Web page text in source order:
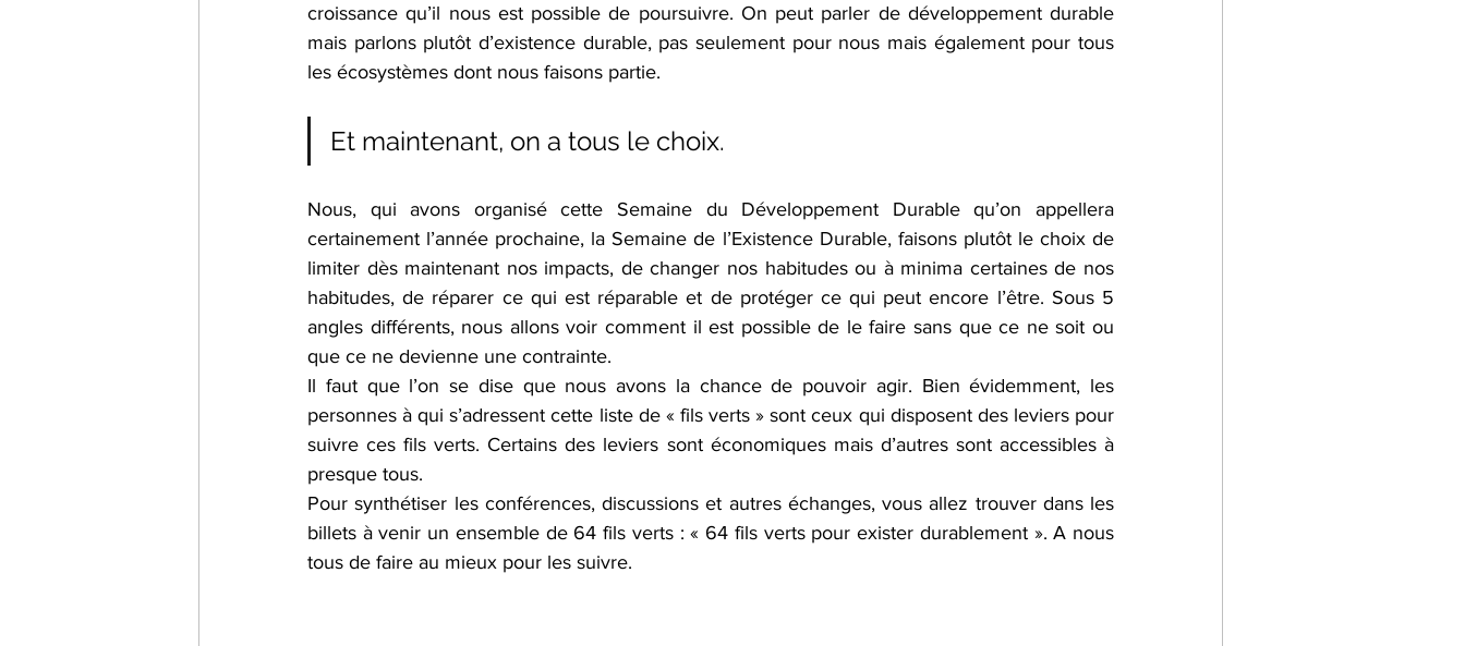
croissance qu’il nous est possible de poursuivre. On peut parler de développement durable
mais parlons plutôt d’existence durable, pas seulement pour nous mais également pour tous
les écosystèmes dont nous faisons partie.
Et maintenant, on a tous le choix.
Nous, qui avons organisé cette Semaine du Développement Durable qu’on appellera
certainement l’année prochaine, la Semaine de l’Existence Durable, faisons plutôt le choix de
limiter dès maintenant nos impacts, de changer nos habitudes ou à minima certaines de nos
habitudes, de réparer ce qui est réparable et de protéger ce qui peut encore l’être. Sous 5
angles différents, nous allons voir comment il est possible de le faire sans que ce ne soit ou
que ce ne devienne une contrainte.
Il faut que l’on se dise que nous avons la chance de pouvoir agir. Bien évidemment, les
personnes à qui s’adressent cette liste de « fils verts » sont ceux qui disposent des leviers pour
suivre ces fils verts. Certains des leviers sont économiques mais d’autres sont accessibles à
presque tous.
Pour synthétiser les conférences, discussions et autres échanges, vous allez trouver dans les
billets à venir un ensemble de 64 fils verts : « 64 fils verts pour exister durablement ». A nous
tous de faire au mieux pour les suivre.